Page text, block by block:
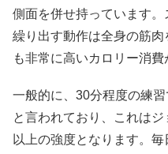
側面を併せ持っています
繰り出す動作は全身の筋
も非常に高いカロリー消費
一般的に、30分程度の練
と言われており、これは
以上の強度となります。